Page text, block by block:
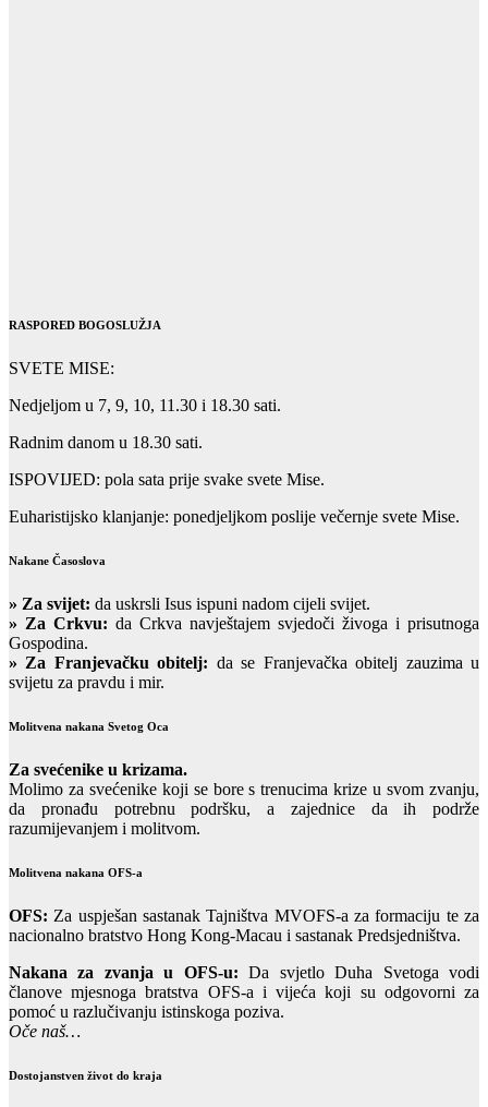
RASPORED BOGOSLUŽJA
SVETE MISE:
Nedjeljom u 7, 9, 10, 11.30 i 18.30 sati.
Radnim danom u 18.30 sati.
ISPOVIJED: pola sata prije svake svete Mise.
Euharistijsko klanjanje: ponedjeljkom poslije večernje svete Mise.
Nakane Časoslova
» Za svijet: da uskrsli Isus ispuni nadom cijeli svijet.
» Za Crkvu: da Crkva navještajem svjedoči živoga i prisutnoga
Gospodina.
» Za Franjevačku obitelj: da se Franjevačka obitelj zauzima u
svijetu za pravdu i mir.
Molitvena nakana Svetog Oca
Za svećenike u krizama.
Molimo za svećenike koji se bore s trenucima krize u svom zvanju,
da pronađu potrebnu podršku, a zajednice da ih podrže
razumijevanjem i molitvom.
Molitvena nakana OFS-a
OFS: Za uspješan sastanak Tajništva MVOFS-a za formaciju te za
nacionalno bratstvo Hong Kong-Macau i sastanak Predsjedništva.
Nakana za zvanja u OFS-u: Da svjetlo Duha Svetoga vodi
članove mjesnoga bratstva OFS-a i vijeća koji su odgovorni za
pomoć u razlučivanju istinskoga poziva.
Oče naš…
Dostojanstven život do kraja